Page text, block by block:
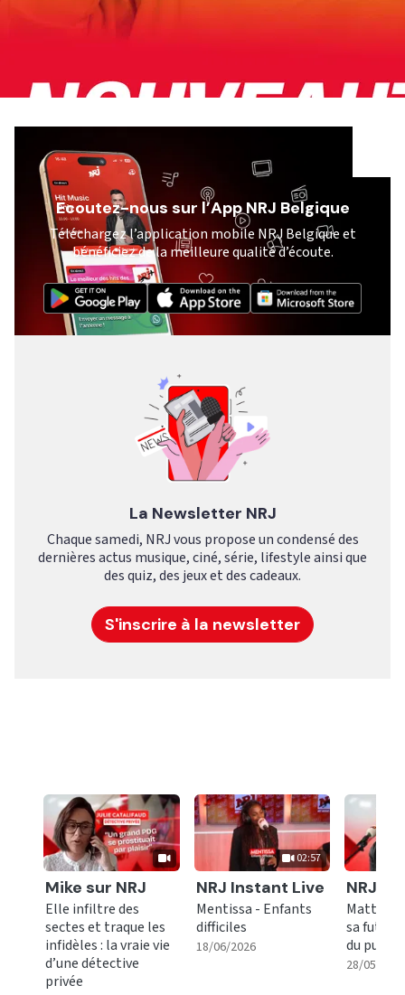
Ecoutez-nous sur l’App NRJ Belgique
Téléchargez l’application mobile NRJ Belgique et
bénéficiez de la meilleure qualité d’écoute.
La Newsletter NRJ
Chaque samedi, NRJ vous propose un condensé des
dernières actus musique, ciné, série, lifestyle ainsi que
des quiz, des jeux et des cadeaux.
S'inscrire à la newsletter
Ecouter
Mike sur NRJ
Elle infiltre des
sectes et traque les
infidèles : la vraie vie
d’une détective
privée
02:57
Ecouter
NRJ Instant Live
Mentissa - Enfants
difficiles
18/06/2026
NRJ
Matt
sa
du
28/05/